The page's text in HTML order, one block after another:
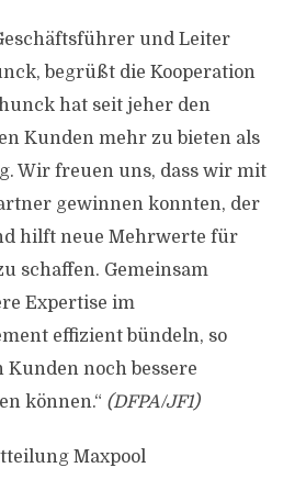
und Leiter
begrüßt die Kooperation
hat seit jeher den
Kunden mehr zu bieten als
Wir freuen uns, dass wir mit
gewinnen konnten, der
hilft neue Mehrwerte für
schaffen. Gemeinsam
Expertise im
effizient bündeln, so
Kunden noch bessere
können.“ (DFPA/JF1)
Maxpool